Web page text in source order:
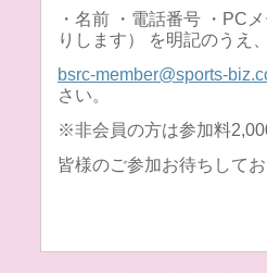
・名前 ・電話番号 ・PC
りします） を明記のうえ
bsrc-member@sports-
さい。
※非会員の方は参加料
皆様のご参加お待ちして